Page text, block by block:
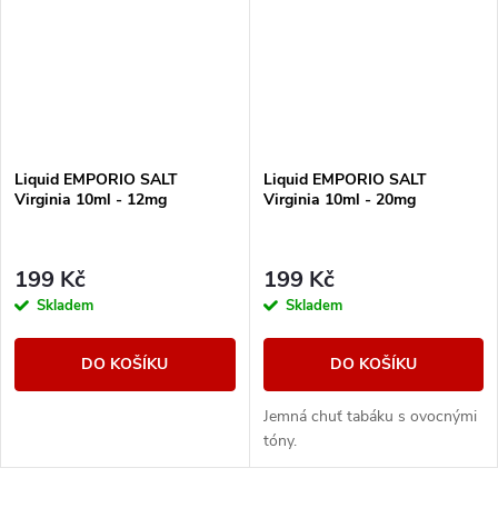
Liquid EMPORIO SALT
Virginia 10ml - 12mg
199 Kč
Skladem
DO KOŠÍKU
Liquid EMPORIO SALT
Virginia 10ml - 20mg
199 Kč
Skladem
DO KOŠÍKU
Jemná chuť tabáku s ovocnými
tóny.